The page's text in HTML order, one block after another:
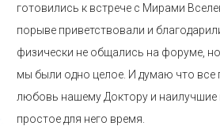
готовились к встрече с Мирами
порыве приветствовали и
физически не общались на форуме,
мы были одно целое. И думаю что
любовь нашему Доктору и наилучшие
простое для него время.